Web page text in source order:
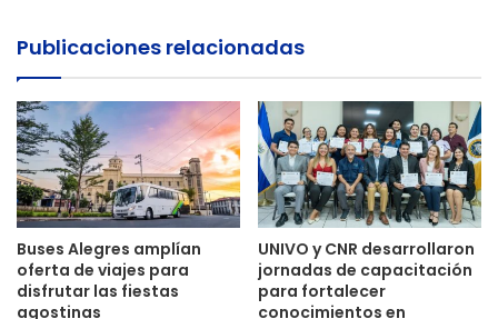
Publicaciones relacionadas
Buses Alegres amplían
oferta de viajes para
disfrutar las fiestas
agostinas
UNIVO y CNR desarrollaron
jornadas de capacitación
para fortalecer
conocimientos en